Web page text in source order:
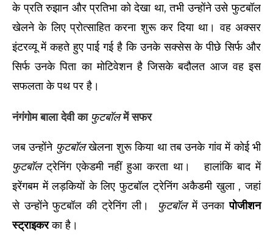
के प्रति रुझान और प्रतिभा को देखा था, तभी उन्होंने उसे फुटबॉल
खेलने के लिए प्रोत्साहित करना शुरू कर दिया था।वह अक्सर
इंटरव्यू में कहते हुए पाई गई है कि उनके सक्सेस के पीछे सिर्फ और
सिर्फ उनके पिता का मोटिवेशन है जिसके बदौलत आज वह इस
सफलता के पथ पर है।
नंगंगोम बाला देवी का फुटबॉलमें सफर
जब उन्होंने फुटबॉलखेलना शुरू किया था तब उनके गांव में कोई भी
फुटबॉलट्रेनिंग एकेडमी नहीं हुआ करता था। हालांकि बाद में
इरेंगबम में लड़कियों के लिए फुटबॉल ट्रेनिंग अकैडमी खुला , जहां
से उन्होंने फुटबॉल की ट्रेनिंग ली। फुटबॉलमें उनकापोजीशन
स्ट्राइकरका है।